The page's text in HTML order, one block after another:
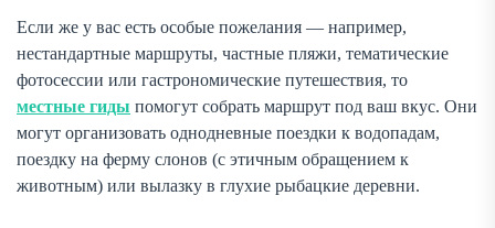
Если же у вас есть особые пожелания — например,
нестандартные маршруты, частные пляжи, тематические
фотосессии или гастрономические путешествия, то
местные гиды помогут собрать маршрут под ваш вкус. Они
могут организовать однодневные поездки к водопадам,
поездку на ферму слонов (с этичным обращением к
животным) или вылазку в глухие рыбацкие деревни.